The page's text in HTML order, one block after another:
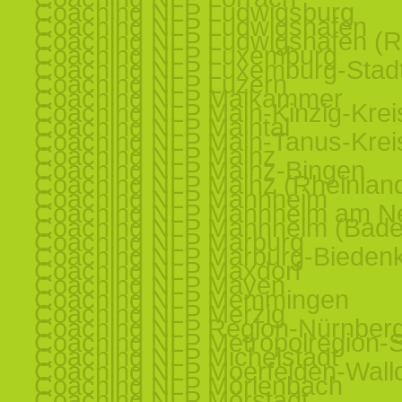
Coaching NLP Ludwigsburg
Coaching NLP Ludwigshafen
Coaching NLP Ludwigshafen
Coaching NLP Luxemburg
Coaching NLP Luxemburg-
Coaching NLP Luzern
Coaching NLP Maikammer
Coaching NLP Main-Kinzig-
Coaching NLP Maintal
Coaching NLP Main-Tanus-
Coaching NLP Mainz
Coaching NLP Mainz-Bingen
Coaching NLP Mainz
Coaching NLP Mannheim
Coaching NLP Mannheim am
Coaching NLP Mannheim
Coaching NLP Marburg
Coaching NLP Marburg-
Coaching NLP Maxdorf
Coaching NLP Mayen
Coaching NLP Memmingen
Coaching NLP Merzig
Coaching NLP Region-
Coaching NLP Metropolregion-
Coaching NLP Michelstadt
Coaching NLP Moerfelden-
Coaching NLP Mörlenbach